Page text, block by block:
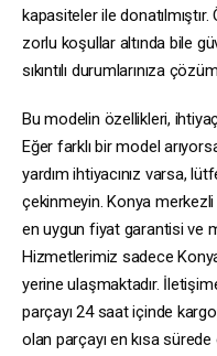
kapasiteler ile donatılmıştır.
zorlu koşullar altında bile
sıkıntılı durumlarınıza
Bu modelin özellikleri,
Eğer farklı bir model
yardım ihtiyacınız varsa,
çekinmeyin. Konya merkezli
en uygun fiyat garantisi ve
Hizmetlerimiz sadece Konya
yerine ulaşmaktadır.
parçayı 24 saat içinde
olan parçayı en kısa